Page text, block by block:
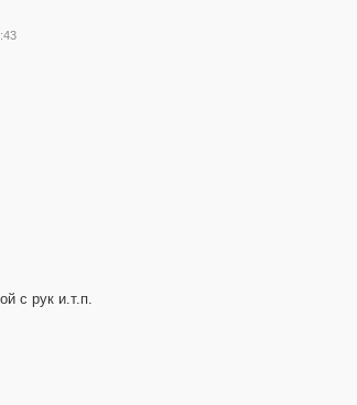
с рук и.т.п.